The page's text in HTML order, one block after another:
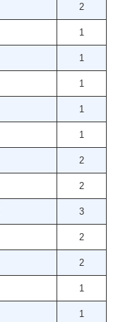
2
1
1
1
1
1
2
2
3
2
2
1
1